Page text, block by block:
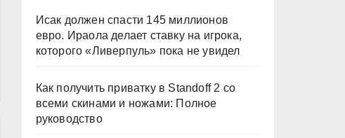
Исак должен спасти 145 миллионов
евро. Ираола делает ставку на игрока,
которого «Ливерпуль» пока не увидел
Как получить приватку в Standoff 2 со
всеми скинами и ножами: Полное
руководство